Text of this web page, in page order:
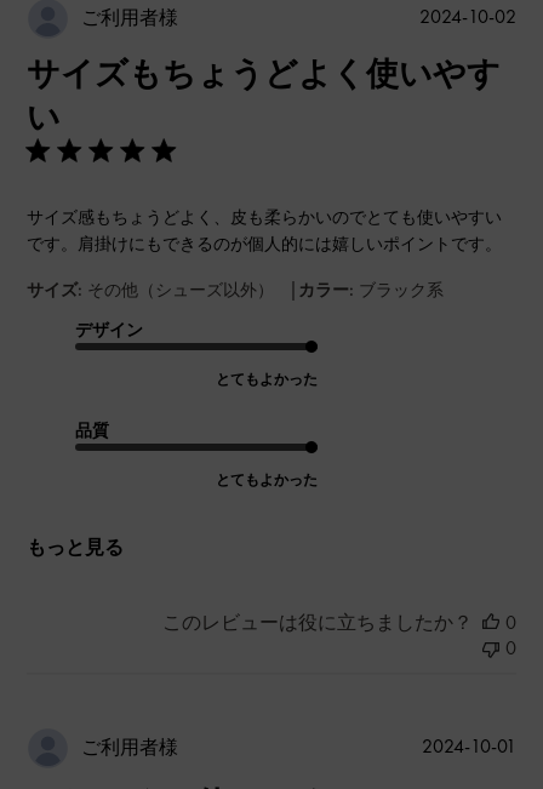
ご利用者様
サイズもちょうどよく使いやす
い
サイズ感もちょうどよく、皮も柔らかいのでとても使いやすい
です。肩掛けにもできるのが個人的には嬉しいポイントです。
サイズ: その他（シューズ以外） | カラー: ブラック系
デザイン
とてもよかった
品質
とてもよかった
もっと見る
公
2024-10-02
このレビューは役に立ちましたか？
0
0
ご利用者様 2024-10-01